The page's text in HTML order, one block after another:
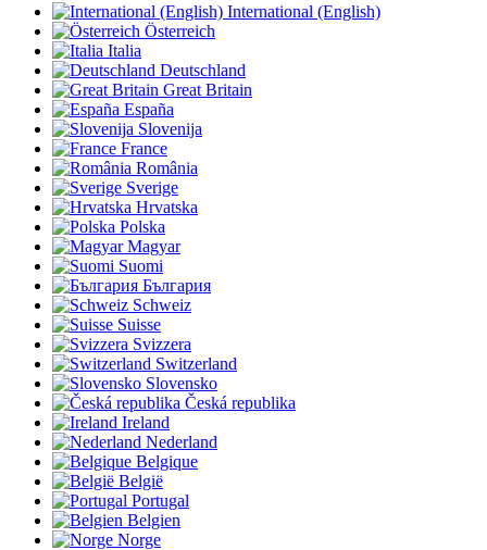
International (English)
Österreich
Italia
Deutschland
Great Britain
España
Slovenija
France
România
Sverige
Hrvatska
Polska
Magyar
Suomi
България
Schweiz
Suisse
Svizzera
Switzerland
Slovensko
Česká republika
Ireland
Nederland
Belgique
België
Portugal
Belgien
Norge